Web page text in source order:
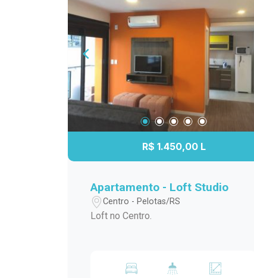
R$ 1.450,00 L
Apartamento - Loft Studio
Centro - Pelotas/RS
Loft no Centro.